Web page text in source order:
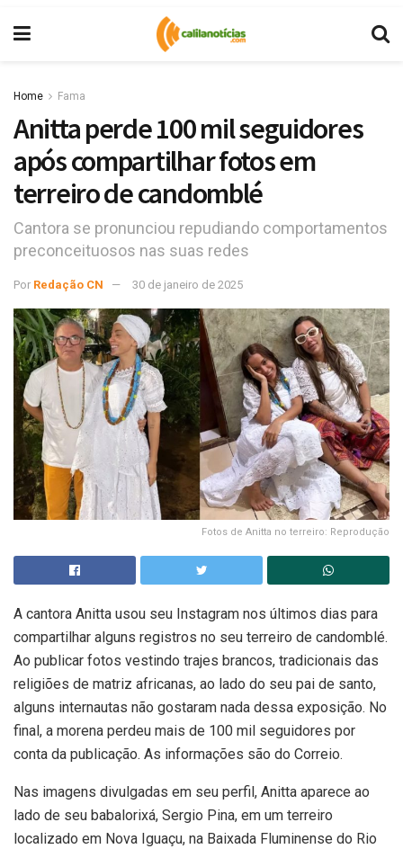
Home Fama
Anitta perde 100 mil seguidores
após compartilhar fotos em
terreiro de candomblé
Cantora se pronunciou repudiando comportamentos
preconceituosos nas suas redes
Por Redação CN 30 de janeiro de 2025
Fotos de Anitta no terreiro: Reprodução
A cantora Anitta usou seu Instagram nos últimos dias para
compartilhar alguns registros no seu terreiro de candomblé.
Ao publicar fotos vestindo trajes brancos, tradicionais das
religiões de matriz africanas, ao lado do seu pai de santo,
alguns internautas não gostaram nada dessa exposição. No
final, a morena perdeu mais de 100 mil seguidores por
conta da publicação. As informações são do Correio.
Nas imagens divulgadas em seu perfil, Anitta aparece ao
lado de seu babalorixá, Sergio Pina, em um terreiro
localizado em Nova Iguaçu, na Baixada Fluminense do Rio